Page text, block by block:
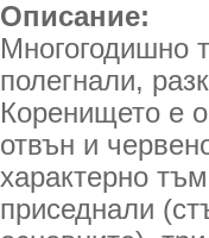
Описание:
Многогодишно
полегнали,
Коренището е
отвън и
характерно
приседнали